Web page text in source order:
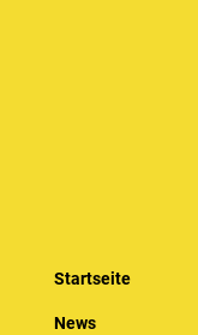
Startseite
News